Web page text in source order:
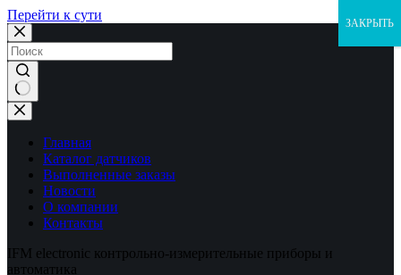
Перейти к сути
Ничего
не
найденоГлавная
Каталог датчиков
Выполненные заказы
Новости
О компании
Контакты
IFM electronic контрольно-измерительные приборы и
автоматика
ЗАКРЫТЬ